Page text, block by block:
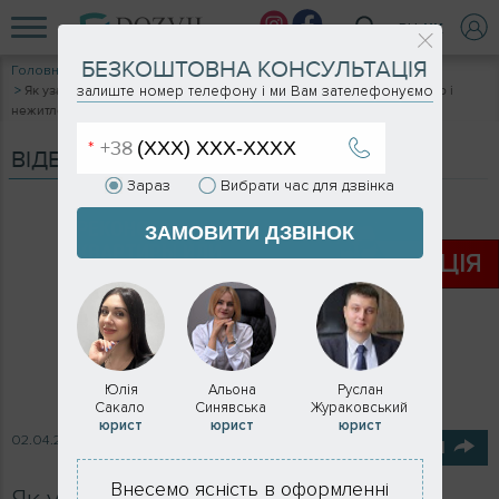
RU UK
Головна
Відеоблог
Як узаконити реконструкцію? Процедура оформлення для квартир і
нежитлових приміщень
ВІДЕОБЛОГ
02.04.2021
АКЦIЯ
БЕЗКОШТОВНА КОНСУЛЬТАЦІЯ
залиште номер телефону і ми Вам зателефонуємо
Зараз Вибрати час для дзвінка
ЗАМОВИТИ ДЗВІНОК
Юлія
Сакало
юрист
Альона
Синявська
юрист
Руслан
Жураковський
юрист
Внесемо ясність в оформленні